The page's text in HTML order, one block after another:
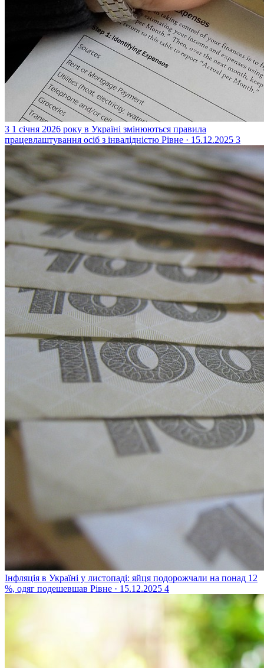
З 1 січня 2026 року в Україні змінюються правила
працевлаштування осіб з інвалідністю Рівне · 15.12.2025 3
Інфляція в Україні у листопаді: яйця подорожчали на понад 12
%, одяг подешевшав Рівне · 15.12.2025 4